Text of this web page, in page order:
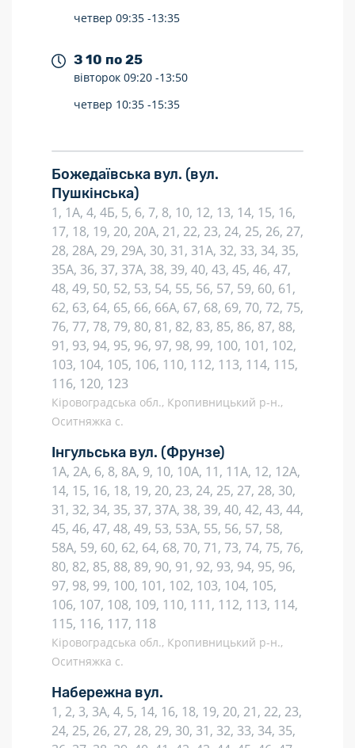
четвер 09:35 -13:35
З 10 по 25
вівторок 09:20 -13:50
четвер 10:35 -15:35
Божедаївська вул. (вул.
Пушкінська)
1, 1А, 4, 4Б, 5, 6, 7, 8, 10, 12, 13, 14, 15, 16,
17, 18, 19, 20, 20А, 21, 22, 23, 24, 25, 26, 27,
28, 28А, 29, 29А, 30, 31, 31А, 32, 33, 34, 35,
35А, 36, 37, 37А, 38, 39, 40, 43, 45, 46, 47,
48, 49, 50, 52, 53, 54, 55, 56, 57, 59, 60, 61,
62, 63, 64, 65, 66, 66А, 67, 68, 69, 70, 72, 75,
76, 77, 78, 79, 80, 81, 82, 83, 85, 86, 87, 88,
91, 93, 94, 95, 96, 97, 98, 99, 100, 101, 102,
103, 104, 105, 106, 110, 112, 113, 114, 115,
116, 120, 123
Кіровоградська обл., Кропивницький р-н.,
Оситняжка с.
Інгульська вул. (Фрунзе)
1А, 2А, 6, 8, 8А, 9, 10, 10А, 11, 11А, 12, 12А,
14, 15, 16, 18, 19, 20, 23, 24, 25, 27, 28, 30,
31, 32, 34, 35, 37, 37А, 38, 39, 40, 42, 43, 44,
45, 46, 47, 48, 49, 53, 53А, 55, 56, 57, 58,
58А, 59, 60, 62, 64, 68, 70, 71, 73, 74, 75, 76,
80, 82, 85, 88, 89, 90, 91, 92, 93, 94, 95, 96,
97, 98, 99, 100, 101, 102, 103, 104, 105,
106, 107, 108, 109, 110, 111, 112, 113, 114,
115, 116, 117, 118
Кіровоградська обл., Кропивницький р-н.,
Оситняжка с.
Набережна вул.
1, 2, 3, 3А, 4, 5, 14, 16, 18, 19, 20, 21, 22, 23,
24, 25, 26, 27, 28, 29, 30, 31, 32, 33, 34, 35,